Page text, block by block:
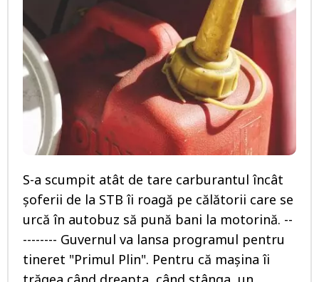
S-a scumpit atât de tare carburantul încât
șoferii de la STB îi roagă pe călătorii care se
urcă în autobuz să pună bani la motorină. --
-------- Guvernul va lansa programul pentru
tineret "Primul Plin". Pentru că mașina îi